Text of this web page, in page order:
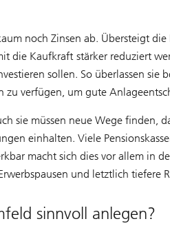
noch Zinsen ab. Übersteigt
die Kaufkraft stärker reduziert
sollen. So überlassen sie
zu verfügen, um gute
sie müssen neue Wege finden,
einhalten. Viele
macht sich dies vor allem in
und letztlich tiefere
sinnvoll anlegen?